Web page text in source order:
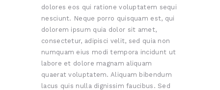
dolores eos qui ratione voluptatem sequi
nesciunt. Neque porro quisquam est, qui
dolorem ipsum quia dolor sit amet,
consectetur, adipisci velit, sed quia non
numquam eius modi tempora incidunt ut
labore et dolore magnam aliquam
quaerat voluptatem. Aliquam bibendum
lacus quis nulla dignissim faucibus. Sed